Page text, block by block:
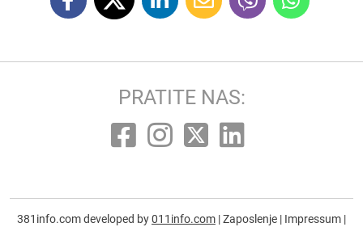
PRATITE NAS:
381info.com developed by011info.com |Zaposlenje | Impressum |